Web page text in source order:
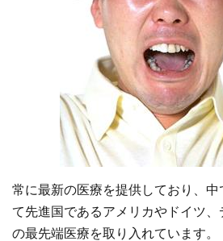
常に最新の医療を提供しており、
て先進国であるアメリカやドイツ
の最先端医療を取り入れています。